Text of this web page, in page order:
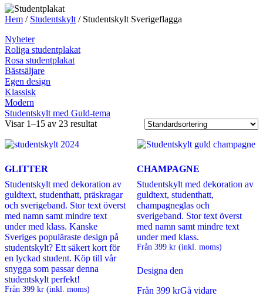
Hem / Studentskylt / Studentskylt Sverigeflagga
Nyheter
Roliga studentplakat
Rosa studentplakat
Bästsäljare
Egen design
Klassisk
Modern
Studentskylt med Guld-tema
Visar 1–15 av 23 resultat
GLITTER
Studentskylt med dekoration av
guldtext, studenthatt, präskragar
och sverigeband. Stor text överst
med namn samt mindre text
under med klass. Kanske
Sveriges populäraste design på
studentskylt? Ett säkert kort för
en lyckad student. Köp till vår
snygga som passar denna
studentskylt perfekt!
Från 399 kr (inkl. moms)
CHAMPAGNE
Studentskylt med dekoration av
guldtext, studenthatt,
champagneglas och
sverigeband. Stor text överst
med namn samt mindre text
under med klass.
Från 399 kr (inkl. moms)
Designa den
Från 399 krGå vidare